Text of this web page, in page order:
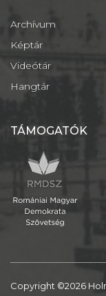
Archívum
Képtár
Videótár
Hangtár
TÁMOGATÓK
Copyright ©2026